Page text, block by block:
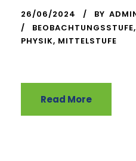
26/06/2024 BY
BEOBACHTUNGSSTUFE,
PHYSIK, MITTELSTUFE
Read More